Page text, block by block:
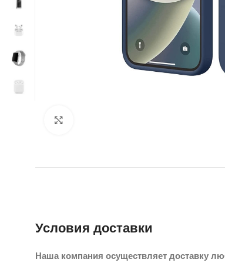
Условия доставки
Наша компания осуществляет доставку